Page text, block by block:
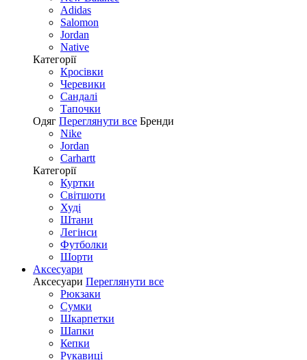
Adidas
Salomon
Jordan
Native
Категорії
Кросівки
Черевики
Сандалі
Tапочки
Одяг Переглянути все Бренди
Nike
Jordan
Carhartt
Категорії
Куртки
Світшоти
Худі
Штани
Легінси
Футболки
Шорти
Аксесуари
Аксесуари Переглянути все
Рюкзаки
Сумки
Шкарпетки
Шапки
Кепки
Рукавиці